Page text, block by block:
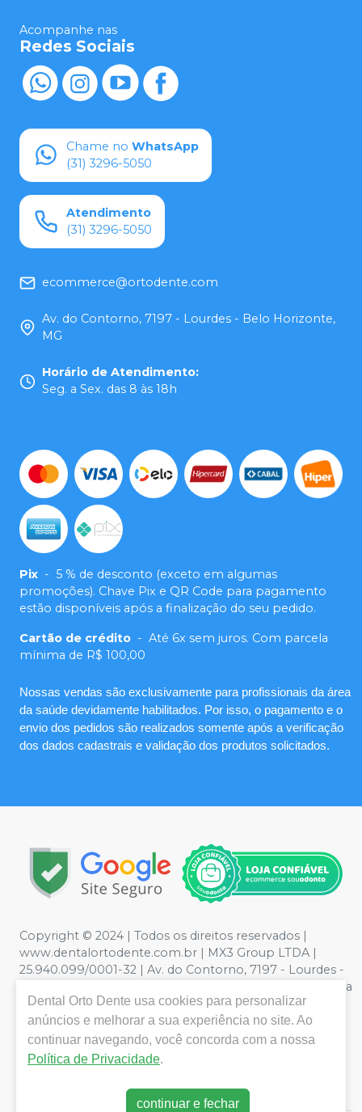
Acompanhe nas
Redes Sociais
Chame no WhatsApp
(31) 3296-5050
Atendimento
(31) 3296-5050
ecommerce@ortodente.com
Av. do Contorno, 7197 - Lourdes - Belo Horizonte,
MG
Horário de Atendimento:
Seg. a Sex. das 8 às 18h
Pix - 5 % de desconto (exceto em algumas
promoções). Chave Pix e QR Code para pagamento
estão disponíveis após a finalização do seu pedido.
Cartão de crédito - Até 6x sem juros. Com parcela
mínima de R$ 100,00
Nossas vendas são exclusivamente para profissionais da área
da saúde devidamente habilitados. Por isso, o pagamento e o
envio dos pedidos são realizados somente após a verificação
dos dados cadastrais e validação dos produtos solicitados.
Copyright © 2024 | Todos os direitos reservados |
www.dentalortodente.com.br | MX3 Group LTDA |
25.940.099/0001-32 | Av. do Contorno, 7197 - Lourdes -
Belo Horizonte, MG | Política de Privacidade e Segurança
- Fotos meramente ilustrativas - Os preços e condições
da loja virtual estão sujeitos a alterações. Em caso de
divergência de preços no site, o valor válido é o do
Carrinho de Compra. Não vendemos por atacado, por
de grandes volumes pelo site.
Dental Orto Dente usa cookies para personalizar
anúncios e melhorar a sua experiência no site. Ao
continuar navegando, você concorda com a nossa
Política de Privacidade.
continuar e fechar